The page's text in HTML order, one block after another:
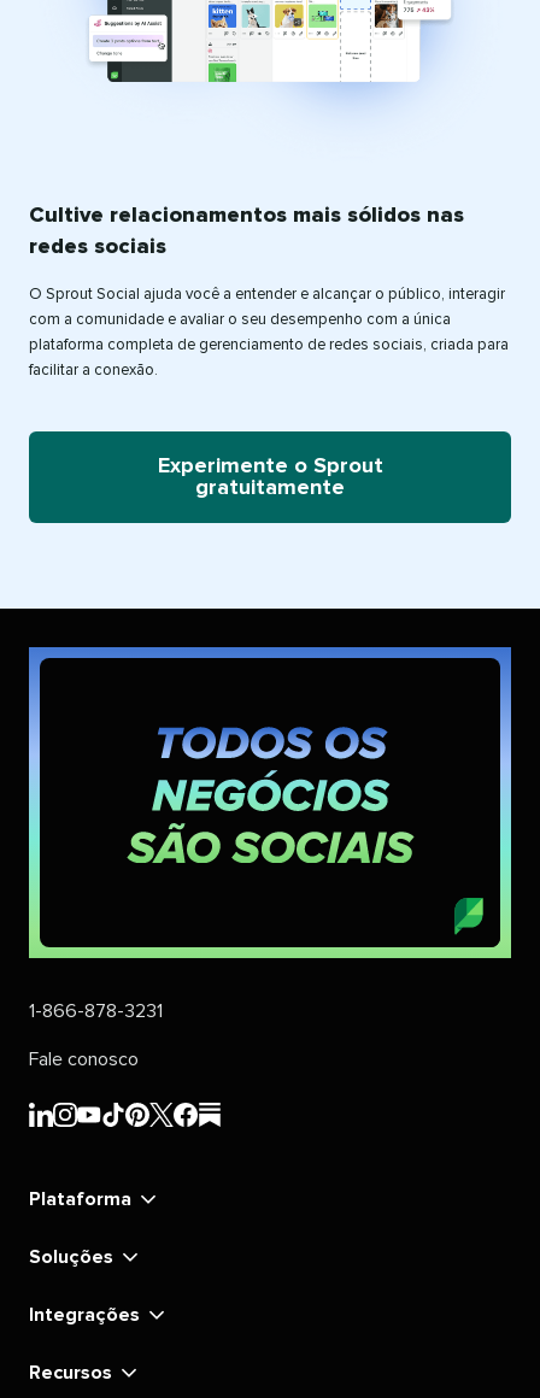
Cultive relacionamentos mais sólidos nas
redes sociais​​
O Sprout Social ajuda você a entender e alcançar o público, interagir
com a comunidade e avaliar o seu desempenho com a única
plataforma completa de gerenciamento de redes sociais, criada para
facilitar a conexão.​​
Experimente o Sprout
gratuitamente​​
1-866-878-3231
Fale conosco
Sprout
Sprout
Sprout
Sprout
Sprout
Sprout
Sprout
Sprout
Plataforma
Soluções
Integrações
Recursos